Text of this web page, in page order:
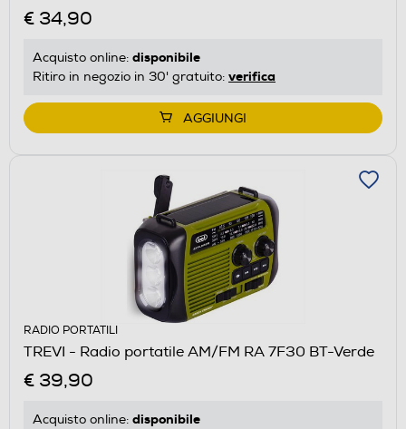
€ 34,90
Acquisto online: disponibile
Ritiro in negozio in 30' gratuito: verifica
AGGIUNGI
RADIO PORTATILI
TREVI - Radio portatile AM/FM RA 7F30 BT-Verde
€ 39,90
Acquisto online: disponibile